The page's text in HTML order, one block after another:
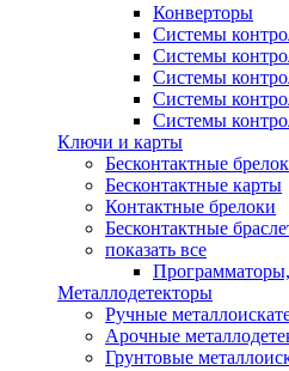
Конверторы
Системы
Системы
Системы
Системы
Системы
Ключи и карты
Бесконтактные
Бесконтактные карты
Контактные брелоки
Бесконтактные
показать все
Металлодетекторы
Ручные
Арочные
Грунтовые